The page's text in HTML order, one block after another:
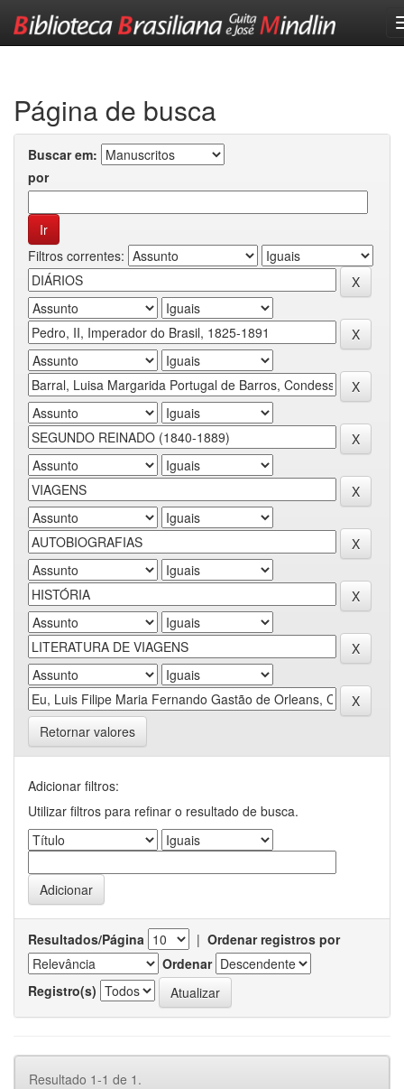
Página de busca
Buscar em:
por
Filtros correntes:
Retornar valores
Adicionar filtros:
Utilizar filtros para refinar o resultado de busca.
Resultados/Página | Ordenar registros por
Ordenar
Registro(s)
Resultado 1-1 de 1.